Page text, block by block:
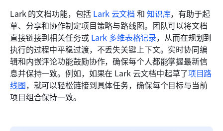
Lark 的文档功能，包括 Lark 云文档 和 知识库，有助于起
草、分享和协作制定项目策略与路线图。团队可以将文档
直接链接到相关任务或 Lark 多维表格记录，从而在规划到
执行的过程中平稳过渡，不丢失关键上下文。实时协同编
辑和内嵌评论功能鼓励协作，确保每个人都能掌握最新信
息并保持一致。例如，如果在 Lark 云文档中起草了项目路
线图，就可以轻松链接到具体任务，确保每个目标与当前
项目组合保持一致。